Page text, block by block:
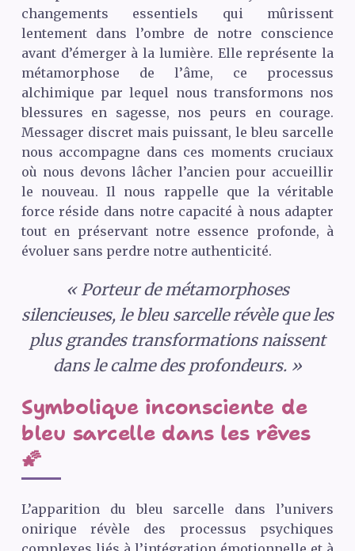
changements essentiels qui mûrissent
lentement dans l’ombre de notre conscience
avant d’émerger à la lumière. Elle représente la
métamorphose de l’âme, ce processus
alchimique par lequel nous transformons nos
blessures en sagesse, nos peurs en courage.
Messager discret mais puissant, le bleu sarcelle
nous accompagne dans ces moments cruciaux
où nous devons lâcher l’ancien pour accueillir
le nouveau. Il nous rappelle que la véritable
force réside dans notre capacité à nous adapter
tout en préservant notre essence profonde, à
évoluer sans perdre notre authenticité.
« Porteur de métamorphoses
silencieuses, le bleu sarcelle révèle que les
plus grandes transformations naissent
dans le calme des profondeurs. »
Symbolique inconsciente de
bleu sarcelle dans les rêves
🌠
L’apparition du bleu sarcelle dans l’univers
onirique révèle des processus psychiques